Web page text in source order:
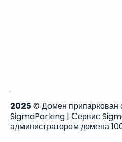
2025 © Домен припаркован
SigmaParking | Сервис
администратором домена